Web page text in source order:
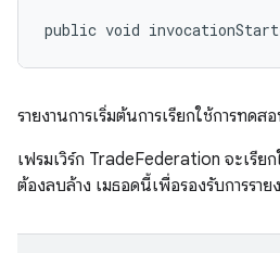
public void
รายงานการเริ่มต้นการเรียกใช้การทดส
เฟรมเวิร์ก TradeFederation จะเรีย
ต้องลบล้าง เมธอดนี้เพื่อรองรับการรา